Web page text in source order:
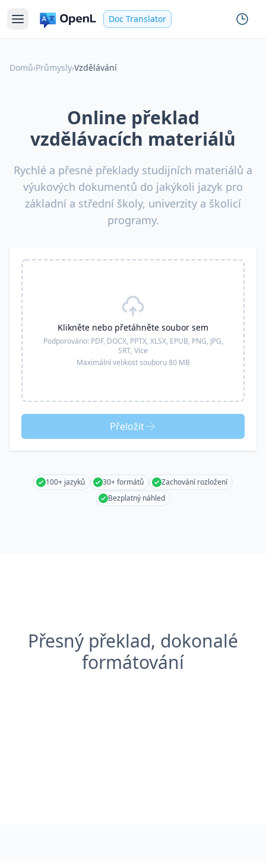
Doc Translator
Domů›Průmysly›Vzdělávání
Online překlad
vzdělávacích materiálů
Rychlé a přesné překlady studijních materiálů a
výukových dokumentů do jakýkoli jazyk pro
základní a střední školy, univerzity a školicí
programy.
Klikněte nebo přetáhněte soubor sem
Podporováno: PDF, DOCX, PPTX, XLSX, EPUB, PNG, JPG,
SRT, Více
Maximální velikost souboru 80 MB
Přeložit
100+ jazyků 30+ formátů
Zachování rozložení
Bezplatný náhled
Přesný překlad, dokonalé
formátování